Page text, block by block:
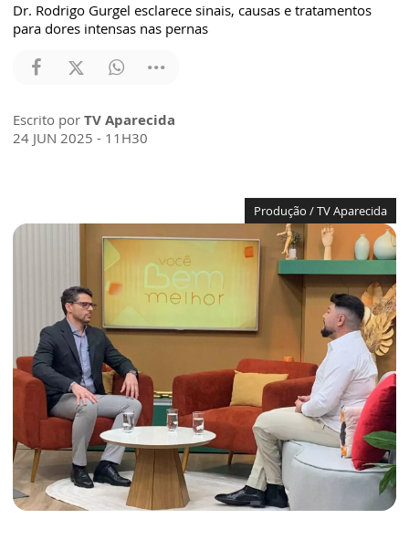
Dr. Rodrigo Gurgel esclarece sinais, causas e tratamentos
para dores intensas nas pernas
Escrito por TV Aparecida
24 JUN 2025 - 11H30
Produção / TV Aparecida